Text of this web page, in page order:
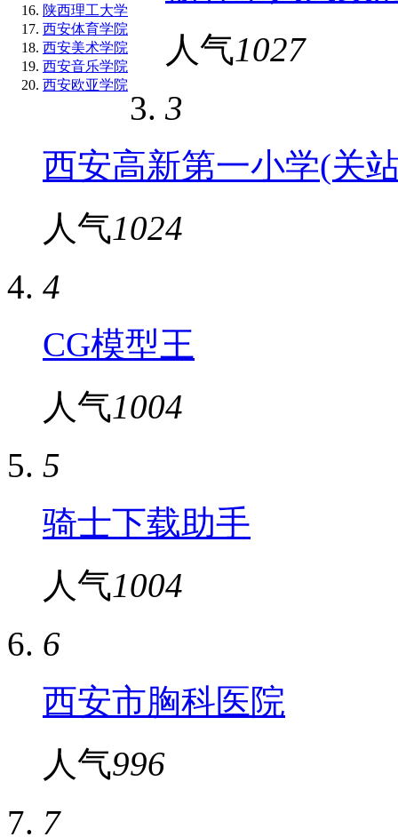
陕西理工大学
西安体育学院
西安美术学院
西安音乐学院
西安欧亚学院
人气1027
3
西安高新第一小学(关
人气1024
4
CG模型王
人气1004
5
骑士下载助手
人气1004
6
西安市胸科医院
人气996
7